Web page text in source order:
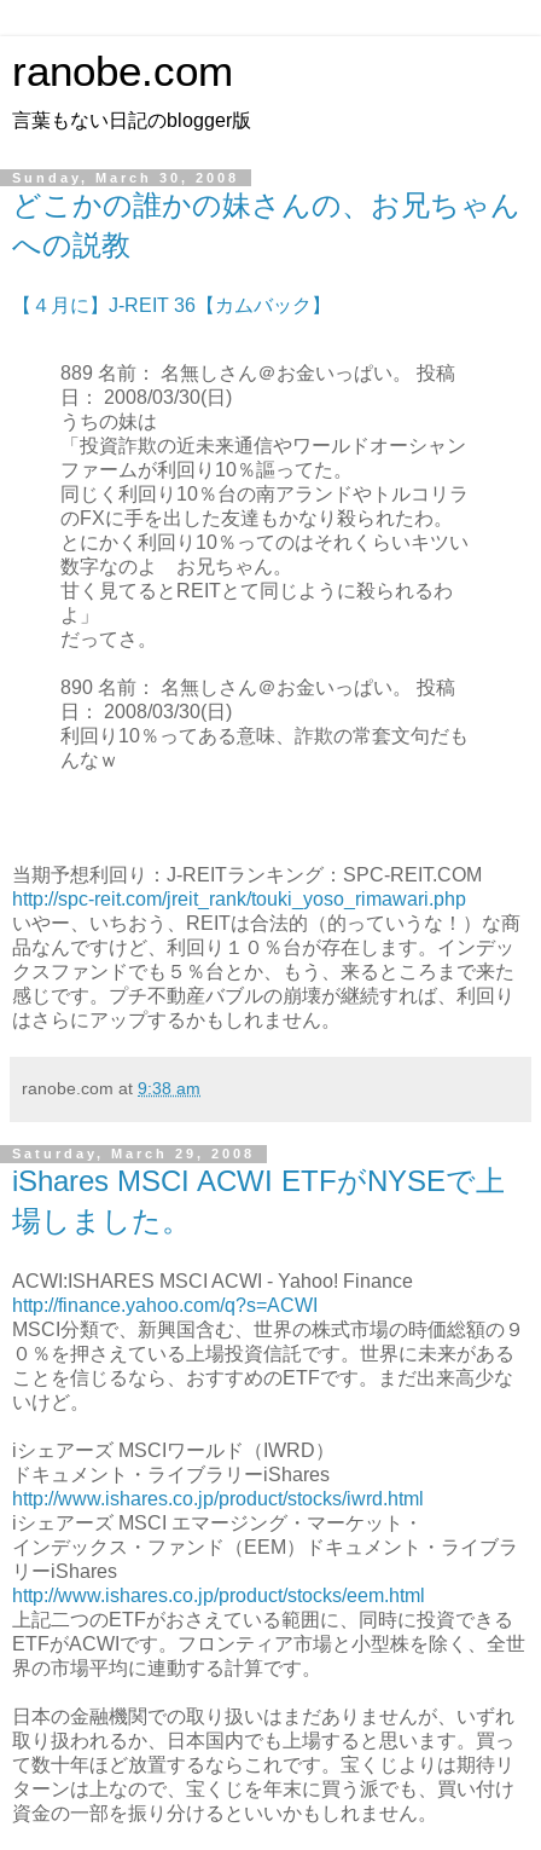
ranobe.com
言葉もない日記のblogger版
Sunday, March 30, 2008
どこかの誰かの妹さんの、お兄ちゃん
への説教
【４月に】J-REIT 36【カムバック】
889 名前： 名無しさん＠お金いっぱい。 投稿
日： 2008/03/30(日)
うちの妹は
「投資詐欺の近未来通信やワールドオーシャン
ファームが利回り10％謳ってた。
同じく利回り10％台の南アランドやトルコリラ
のFXに手を出した友達もかなり殺られたわ。
とにかく利回り10％ってのはそれくらいキツい
数字なのよ お兄ちゃん。
甘く見てるとREITとて同じように殺られるわ
よ」
だってさ。
890 名前： 名無しさん＠お金いっぱい。 投稿
日： 2008/03/30(日)
利回り10％ってある意味、詐欺の常套文句だも
んなｗ
当期予想利回り：J-REITランキング：SPC-REIT.COM
http://spc-reit.com/jreit_rank/touki_yoso_rimawari.php
いやー、いちおう、REITは合法的（的っていうな！）な商
品なんですけど、利回り１０％台が存在します。インデッ
クスファンドでも５％台とか、もう、来るところまで来た
感じです。プチ不動産バブルの崩壊が継続すれば、利回り
はさらにアップするかもしれません。
ranobe.com at 9:38 am
Saturday, March 29, 2008
iShares MSCI ACWI ETFがNYSEで上
場しました。
ACWI:ISHARES MSCI ACWI - Yahoo! Finance
http://finance.yahoo.com/q?s=ACWI
MSCI分類で、新興国含む、世界の株式市場の時価総額の９
０％を押さえている上場投資信託です。世界に未来がある
ことを信じるなら、おすすめのETFです。まだ出来高少な
いけど。
iシェアーズ MSCIワールド（IWRD）
ドキュメント・ライブラリーiShares
http://www.ishares.co.jp/product/stocks/iwrd.html
iシェアーズ MSCI エマージング・マーケット・
インデックス・ファンド（EEM）ドキュメント・ライブラ
リーiShares
http://www.ishares.co.jp/product/stocks/eem.html
上記二つのETFがおさえている範囲に、同時に投資できる
ETFがACWIです。フロンティア市場と小型株を除く、全世
界の市場平均に連動する計算です。
日本の金融機関での取り扱いはまだありませんが、いずれ
取り扱われるか、日本国内でも上場すると思います。買っ
て数十年ほど放置するならこれです。宝くじよりは期待リ
ターンは上なので、宝くじを年末に買う派でも、買い付け
資金の一部を振り分けるといいかもしれません。